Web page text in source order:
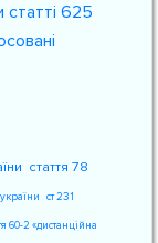
625
стаття 78
україни ст 231
60-2 «дистанційна